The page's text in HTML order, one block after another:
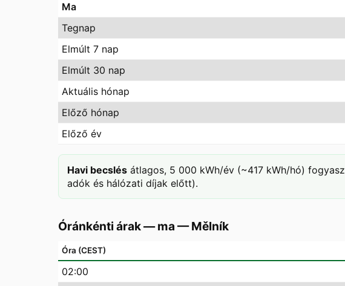
Ma
Tegnap
Elmúlt 7 nap
Elmúlt 30 nap
Aktuális hónap
Előző hónap
Előző év
Havi becslés átlagos, 5 000 kWh/év (~417 kWh/hó)
adók és hálózati díjak előtt).
Óránkénti árak — ma —Mělník
Óra (CEST)
02:00